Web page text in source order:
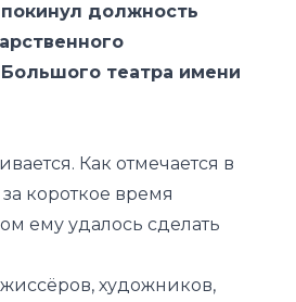
должность
театра имени
Как отмечается в
короткое время
ему удалось сделать
художников,